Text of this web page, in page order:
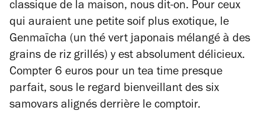
classique de la maison, nous dit-on. Pour ceux
qui auraient une petite soif plus exotique, le
Genmaïcha (un thé vert japonais mélangé à des
grains de riz grillés) y est absolument délicieux.
Compter 6 euros pour un tea time presque
parfait, sous le regard bienveillant des six
samovars alignés derrière le comptoir.